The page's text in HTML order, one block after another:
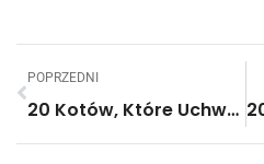
POPRZEDNI
20 Kotów, Które Uchwycono Na Zdjęciu W Perfekcyjnym Momencie